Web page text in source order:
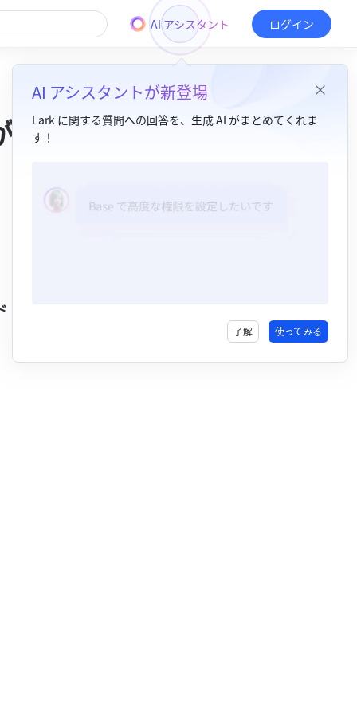
AI アシスタント
AI アシスタントが新登場
Lark に関する質問への回答を、生成 AI がまとめてくれま
す！
了解 使ってみる
ログイン
追
メッセンジャー​